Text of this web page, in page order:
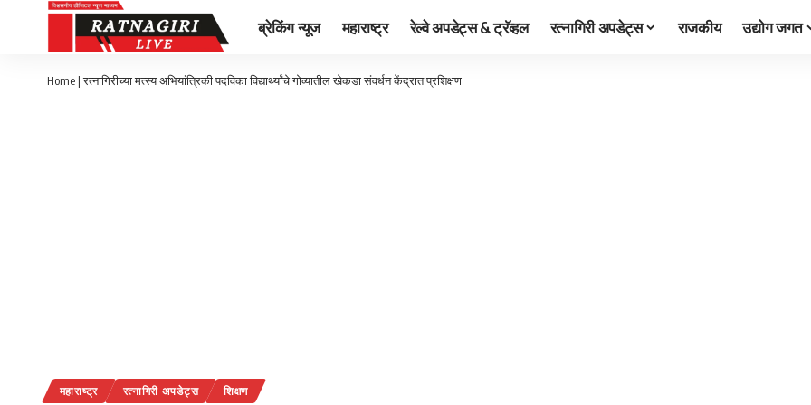
ब्रेकिंग न्यूज महाराष्ट्र रेल्वे अपडेट्स & ट्रॅव्हल रत्नागिरी अपडेट्स राजकीय उद्योग जगत
Home |रत्नागिरीच्या मत्स्य अभियांत्रिकी पदविका विद्यार्थ्यांचे गोव्यातील खेकडा संवर्धन केंद्रात प्रशिक्षण
महाराष्ट्र रत्नागिरी अपडेट्स शिक्षण